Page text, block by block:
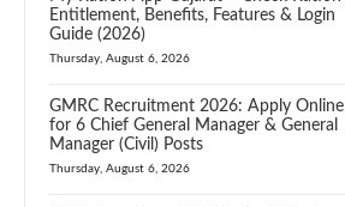
Entitlement, Benefits, Features & Login
Guide (2026)
Thursday, August 6, 2026
GMRC Recruitment 2026: Apply Online
for 6 Chief General Manager & General
Manager (Civil) Posts
Thursday, August 6, 2026